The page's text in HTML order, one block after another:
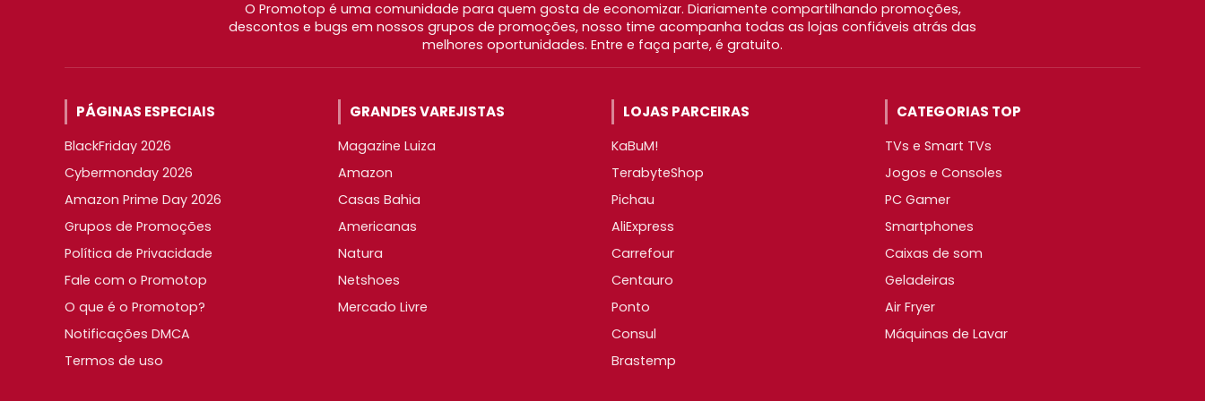
O Promotop é uma comunidade para quem gosta de economizar. Diariamente compartilhando promoções,
descontos e bugs em nossos grupos de promoções, nosso time acompanha todas as lojas confiáveis atrás das
melhores oportunidades. Entre e faça parte, é gratuito.
PÁGINAS ESPECIAIS
BlackFriday 2026
Cybermonday 2026
Amazon Prime Day 2026
Grupos de Promoções
Política de Privacidade
Fale com o Promotop
O que é o Promotop?
Notificações DMCA
Termos de uso
GRANDES VAREJISTAS
Magazine Luiza
Amazon
Casas Bahia
Americanas
Natura
Netshoes
Mercado Livre
LOJAS PARCEIRAS
KaBuM!
TerabyteShop
Pichau
AliExpress
Carrefour
Centauro
Ponto
Consul
Brastemp
CATEGORIAS TOP
TVs e Smart TVs
Jogos e Consoles
PC Gamer
Smartphones
Caixas de som
Geladeiras
Air Fryer
Máquinas de Lavar